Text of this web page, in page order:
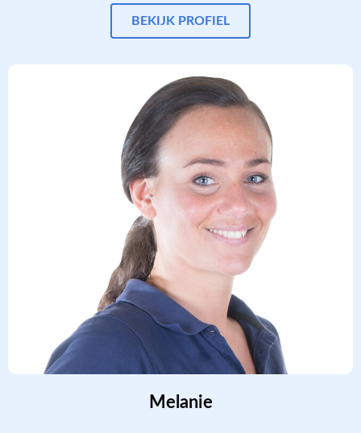
BEKIJK PROFIEL
Melanie